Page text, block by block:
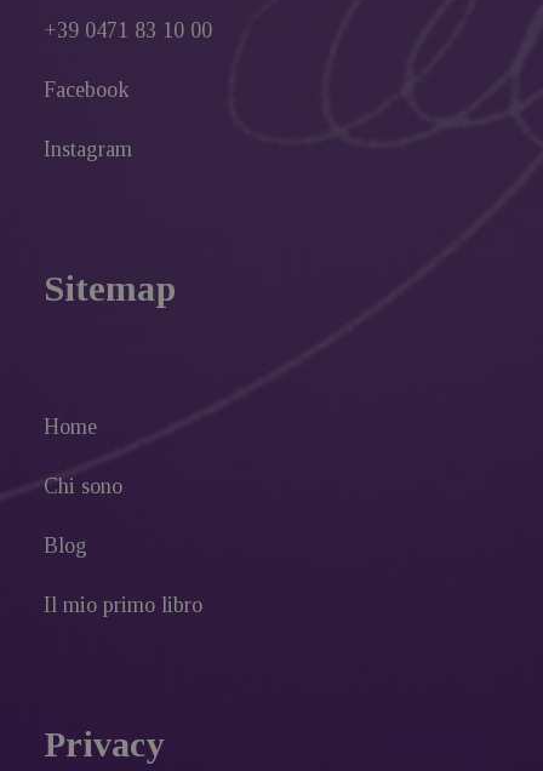
+39 0471 83 10 00
Facebook
Instagram
Sitemap
Home
Chi sono
Blog
Il mio primo libro
Privacy